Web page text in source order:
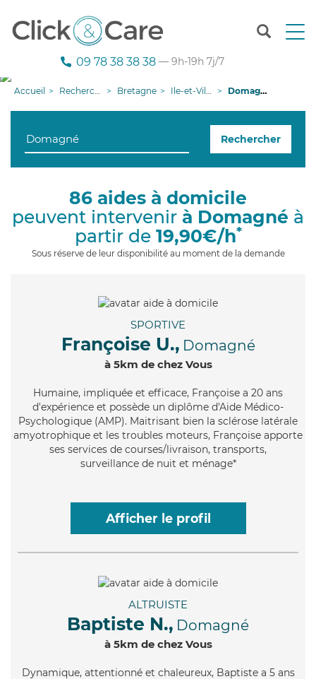
T
n
g
i
09 78 38 38 38 — 9h-19h 7j/7
Accueil Recherche aide à domicile Bretagne Ile-et-Vilaine Domagné
Rechercher
86 aides à domicile
peuvent intervenir à Domagné à
partir de 19,90€/h*
Sous réserve de leur disponibilité au moment de la demande
SPORTIVE
Françoise U., Domagné
à 5km de chez Vous
Humaine, impliquée et efficace, Françoise a 20 ans
d'expérience et possède un diplôme d'Aide Médico-
Psychologique (AMP). Maitrisant bien la sclérose latérale
amyotrophique et les troubles moteurs, Françoise apporte
ses services de courses/livraison, transports,
surveillance de nuit et ménage*
Afficher le profil
ALTRUISTE
Baptiste N., Domagné
à 5km de chez Vous
Dynamique, attentionné et chaleureux, Baptiste a 5 ans